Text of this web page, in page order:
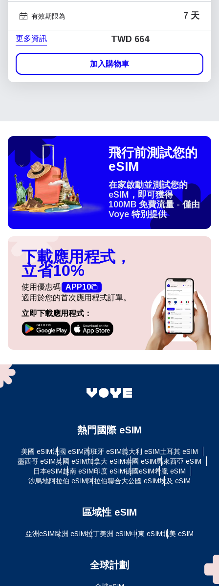
有效期限為 7 天
更多資訊 TWD 664
加入購物車
飛行前測試您的
eSIM
在家啟動並測試您的
eSIM，即可獲得
100MB 免費流量 - 僅由
Voye 特別提供
下載應用程式，
立省10%
使用優惠碼 APP10
適用於您的首次應用程式訂單。
立即下載應用程式：
熱門國際 eSIM
美國 eSIM法國 eSIM西班牙 eSIM義大利 eSIM土耳其 eSIM
墨西哥 eSIM英國 eSIM加拿大 eSIM泰國 eSIM馬來西亞 eSIM
日本eSIM越南 eSIM印度 eSIM德國eSIM希臘 eSIM
沙烏地阿拉伯 eSIM阿拉伯聯合大公國 eSIM埃及 eSIM
區域性 eSIM
亞洲eSIM歐洲 eSIM拉丁美洲 eSIM中東 eSIM北美 eSIM
全球計劃